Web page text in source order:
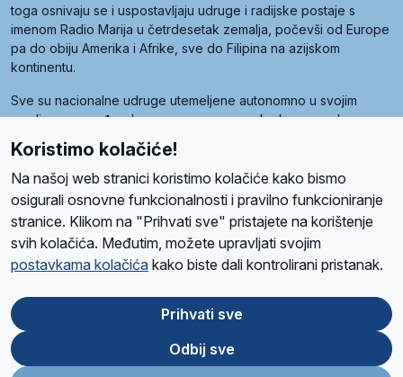
toga osnivaju se i uspostavljaju udruge i radijske postaje s
imenom Radio Marija u četrdesetak zemalja, počevši od Europe
pa do obiju Amerika i Afrike, sve do Filipina na azijskom
kontinentu.
Sve su nacionalne udruge utemeljene autonomno u svojim
zemljama, a međusobna su povezane preko krovne udruge
pod nazivom Svjetska obitelj Radio Marije (World Family of
Radio Maria). Svjetsku obitelj utemeljilo je sedam članica, među
kojima je i hrvatska Udruga Radio Marija.
O namaRadio ProgramVolonteriPrijateljiKontaktPravila privatnosti
Ova stranica je zaštićena Google reCAPTCHA sustavom
Store
Google
Play
Koristimo kolačiće!
Na našoj web stranici koristimo kolačiće kako bismo
osigurali osnovne funkcionalnosti i pravilno funkcioniranje
stranice. Klikom na "Prihvati sve" pristajete na korištenje
svih kolačića. Međutim, možete upravljati svojim
postavkama kolačića kako biste dali kontrolirani pristanak.
Prihvati sve
Odbij sve